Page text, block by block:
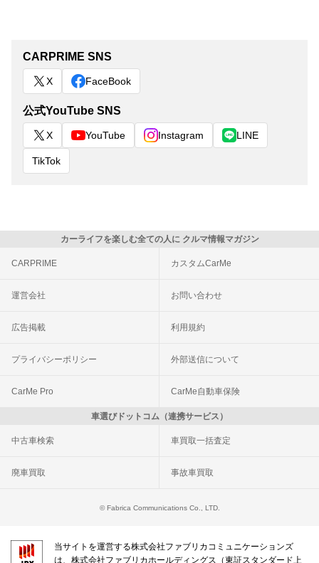
CARPRIME SNS
X FaceBook
公式YouTube SNS
X YouTube Instagram LINE
TikTok
カーライフを楽しむ全ての人に クルマ情報マガジン
CARPRIME カスタムCarMe
運営会社 お問い合わせ
広告掲載 利用規約
プライバシーポリシー 外部送信について
CarMe Pro CarMe自動車保険
車選びドットコム（連携サービス）
中古車検索 車買取一括査定
廃車買取 事故車買取
© Fabrica Communications Co., LTD.
当サイトを運営する株式会社ファブリカコミュニケーションズ
は、株式会社ファブリカホールディングス（東証スタンダード上